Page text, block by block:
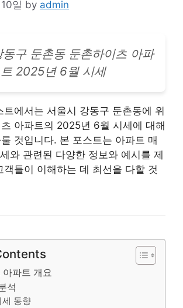
일 by admin
구 둔촌동 둔촌하이츠 아파
트 2025년 6월 시세
트에서는 서울시 강동구 둔촌동에 위
아파트의 2025년 6월 시세에 대해
것입니다. 본 포스트는 아파트 매
와 관련된 다양한 정보와 예시를 제
객들이 이해하는 데 최선을 다할 것
파트 개요
석
세 동향